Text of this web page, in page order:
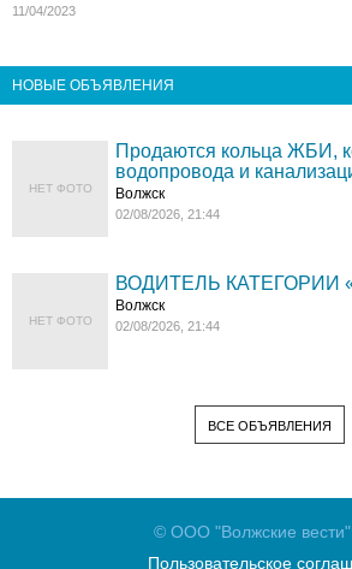
11/04/2023
НОВЫЕ ОБЪЯВЛЕНИЯ
НЕТ ФОТО
Продаются кольца ЖБИ,
водопровода и
Волжск
02/08/2026, 21:44
НЕТ ФОТО
ВОДИТЕЛЬ КАТЕГОРИИ
Волжск
02/08/2026, 21:44
ВСЕ ОБЪЯВЛЕНИЯ
© ООО "Волжские вести"
Пользовательское